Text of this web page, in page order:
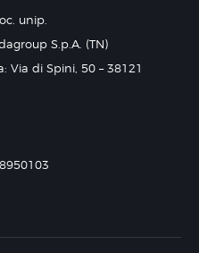
unip.
S.p.A. (TN)
Via di Spini, 50 – 38121